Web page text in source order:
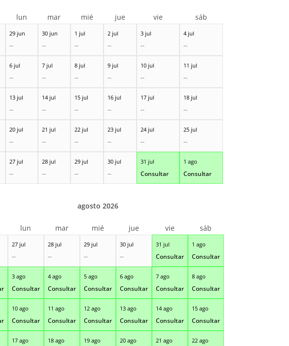
29 jun
--
30 jun
--
1 jul
--
2 jul
--
3 jul
--
4 jul
--
6 jul
--
7 jul
--
8 jul
--
9 jul
--
10 jul
--
11 jul
--
13 jul
--
14 jul
--
15 jul
--
16 jul
--
17 jul
--
18 jul
--
20 jul
--
21 jul
--
22 jul
--
23 jul
--
24 jul
--
25 jul
--
27 jul
--
28 jul
--
29 jul
--
30 jul
--
31 jul
Consultar
1 ago
Consultar
lun mar mié jue vie sáb
27 jul
--
28 jul
--
29 jul
--
30 jul
--
31 jul
Consultar
1 ago
Consultar
3 ago
Consultar
4 ago
Consultar
5 ago
Consultar
6 ago
Consultar
7 ago
Consultar
8 ago
Consultar
10 ago
Consultar
11 ago
Consultar
12 ago
Consultar
13 ago
Consultar
14 ago
Consultar
15 ago
Consultar
17 ago 18 ago 19 ago 20 ago 21 ago 22 ago
agosto 2026
lun mar mié jue vie sáb